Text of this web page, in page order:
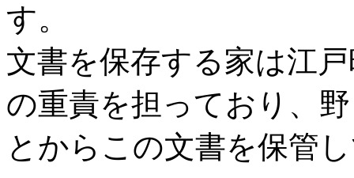
す。
文書を保存する家は江
の重責を担っており、
とからこの文書を保管